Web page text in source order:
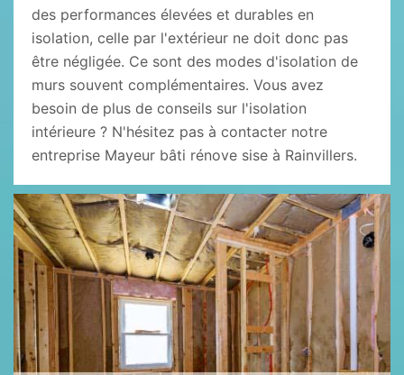
des performances élevées et durables en
isolation, celle par l'extérieur ne doit donc pas
être négligée. Ce sont des modes d'isolation de
murs souvent complémentaires. Vous avez
besoin de plus de conseils sur l'isolation
intérieure ? N'hésitez pas à contacter notre
entreprise Mayeur bâti rénove sise à Rainvillers.